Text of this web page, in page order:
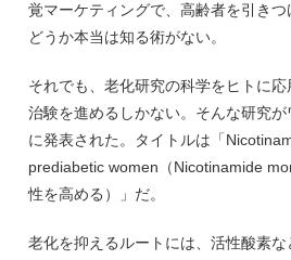
覚マーケティングで、高齢者を引き
どうか本当は知る術がない。
それでも、老化研究の科学をヒトに
治験を進めるしかない。そんな研究
に発表された。タイトルは「
prediabetic women（Nicotinamide
性を高める）」だ。
老化を抑えるルートには、活性酸素